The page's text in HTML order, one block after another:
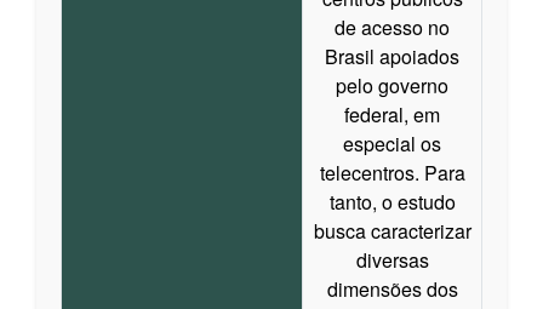
de acesso no
Brasil apoiados
pelo governo
federal, em
especial os
telecentros. Para
tanto, o estudo
busca caracterizar
diversas
dimensões dos